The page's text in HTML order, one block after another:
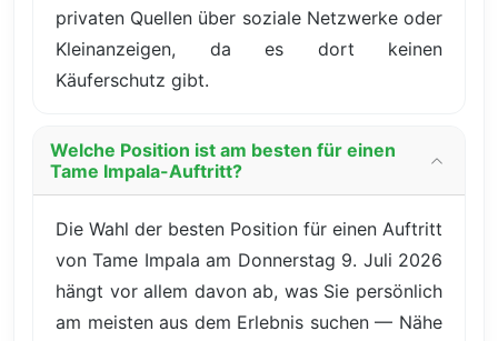
privaten Quellen über soziale Netzwerke oder
Kleinanzeigen, da es dort keinen
Käuferschutz gibt.
Welche Position ist am besten für einen
Tame Impala-Auftritt?
Die Wahl der besten Position für einen Auftritt
von Tame Impala am Donnerstag 9. Juli 2026
hängt vor allem davon ab, was Sie persönlich
am meisten aus dem Erlebnis suchen — Nähe